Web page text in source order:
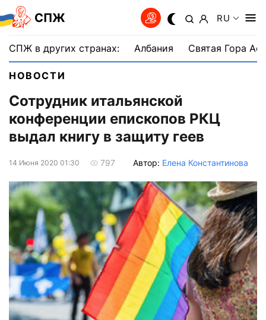
СПЖ RU
СПЖ в других странах: Албания Святая Гора
НОВОСТИ
Сотрудник итальянской
конференции епископов РКЦ
выдал книгу в защиту геев
14 Июня 2020 01:30 797 Автор: Елена Константинова